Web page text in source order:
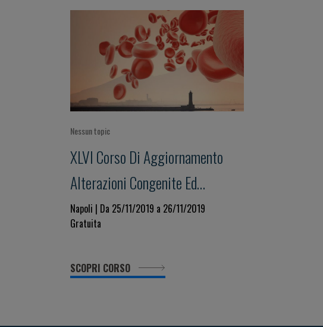
Nessun topic
XLVI Corso Di Aggiornamento
Alterazioni Congenite Ed
Acquisite Della Coagulazione
Focus Su: Sindrome Da Anticorpi
Antifosfolipidi (APS):
Prevenzione, Diagnosi E
Napoli | Da 25/11/2019 a 26/11/2019
Gratuita
SCOPRI CORSO